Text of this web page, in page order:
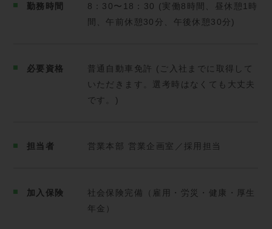
勤務時間
8：30〜18：30 (実働8時間、昼休憩1時
間、午前休憩30分、午後休憩30分)
必要資格
普通自動車免許 (ご入社までに取得して
いただきます。選考時はなくても大丈夫
です。)
担当者 営業本部 営業企画室／採用担当
加入保険
社会保険完備（雇用・労災・健康・厚生
年金）